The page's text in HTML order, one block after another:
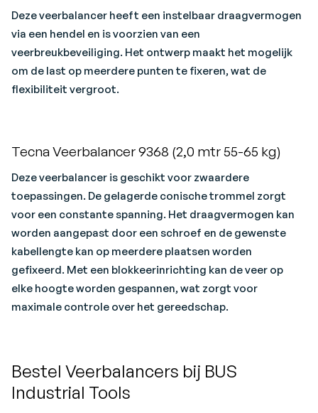
Deze veerbalancer heeft een instelbaar draagvermogen
via een hendel en is voorzien van een
veerbreukbeveiliging. Het ontwerp maakt het mogelijk
om de last op meerdere punten te fixeren, wat de
flexibiliteit vergroot.
Tecna Veerbalancer 9368 (2,0 mtr 55-65 kg)
Deze veerbalancer is geschikt voor zwaardere
toepassingen. De gelagerde conische trommel zorgt
voor een constante spanning. Het draagvermogen kan
worden aangepast door een schroef en de gewenste
kabellengte kan op meerdere plaatsen worden
gefixeerd. Met een blokkeerinrichting kan de veer op
elke hoogte worden gespannen, wat zorgt voor
maximale controle over het gereedschap.
Bestel Veerbalancers bij BUS
Industrial Tools